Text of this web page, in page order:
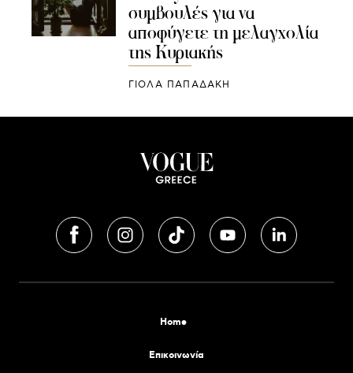
συμβουλές για να
αποφύγετε τη μελαγχολία
της Κυριακής
ΓΙΌΛΑ ΠΑΠΑΔΆΚΗ
Home
Επικοινωνία